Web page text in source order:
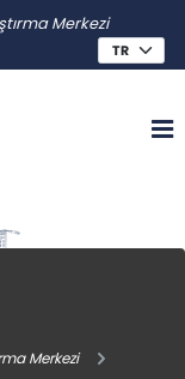
Merkezi
Merkezi